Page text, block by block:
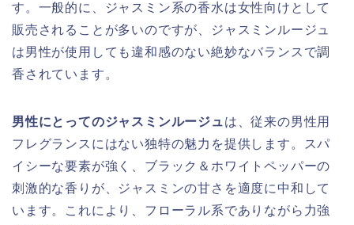
す。一般的に、ジャスミン系の香水は女性向けとして
販売されることが多いのですが、ジャスミンルージュ
は男性が使用しても違和感のない絶妙なバランスで調
香されています。
男性にとってのジャスミンルージュは、従来の男性用
フレグランスにはない独特の魅力を提供します。スパ
イシーな要素が強く、ブラック＆ホワイトペッパーの
刺激的な香りが、ジャスミンの甘さを適度に中和して
います。これにより、フローラル系でありながら力強